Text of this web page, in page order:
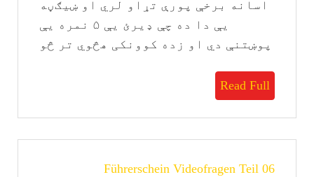
اسانه برخې پورې تړاو لري او ښيګڼه
یې دا ده چې ډیرئ يې ۵ نمره یې
پوښتنې دي او زده کوونکی هڅوي تر څو
Read Full
Read
Full
Führerschein Videofragen Teil 06
Führerschein